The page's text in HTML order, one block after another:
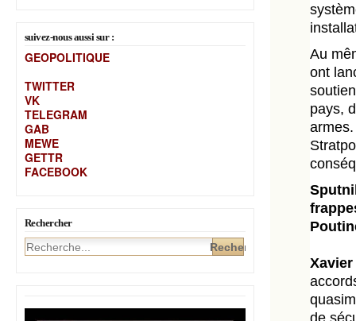
suivez-nous aussi sur :
GEOPOLITIQUE
TWITTER
VK
TELEGRAM
GAB
MEWE
GETTR
FACEBOOK
Rechercher
Au
ont
pays,
de